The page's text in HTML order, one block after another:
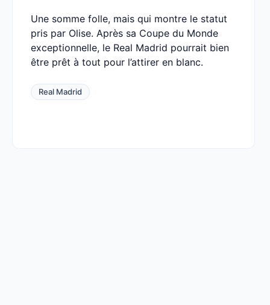
Une somme folle, mais qui montre le statut
pris par Olise. Après sa Coupe du Monde
exceptionnelle, le Real Madrid pourrait bien
être prêt à tout pour l’attirer en blanc.
Real Madrid